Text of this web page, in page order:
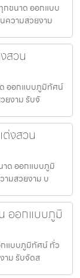
กขนาด ออกแบบ
ความสวยงาม
สวน
ออกแบบภูมิทัศน์
ยงาม รับจั
งสวน
าด ออกแบบภูมิ
ามสวยงาม บ
ออกแบบภูมิ
แบบภูมิทัศน์ ทั่ว
าม รับจัดส